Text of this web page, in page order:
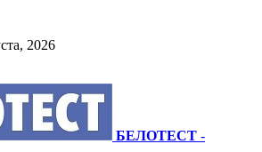
2026
БЕЛОТЕСТ -